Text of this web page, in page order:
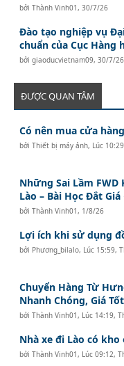
bởiThành Vinh01 ,30/7/26
Đào tạo nghiệp vụ
chuẩn của Cục Hàng
bởigiaoducvietnam09,30/7/26
ĐƯỢC QUAN TÂM
Có nên mua cửa
bởiThiết bị máy ảnh, Lúc
Những Sai Lầm FWD
Lào – Bài Học Đắt
bởiThành Vinh01 , 1/8/26
Lợi ích khi sử dụng
bởi Phương_bilalo, Lúc 15:59,
Chuyển Hàng Từ
Nhanh Chóng, Giá Tốt
bởiThành Vinh01 , Lúc 14:19,
Nhà xe đi Lào có kho
bởiThành Vinh01 , Lúc 09:12,